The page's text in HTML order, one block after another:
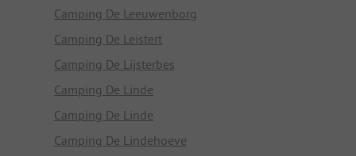
Camping De Leeuwenborg
Camping De Leistert
Camping De Lijsterbes
Camping De Linde
Camping De Linde
Camping De Lindehoeve